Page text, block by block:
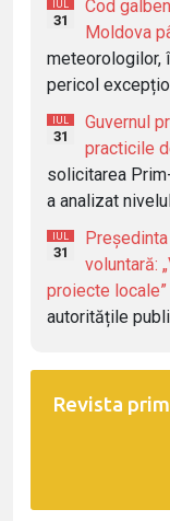
IUL
31
Cod
Moldova
meteorologilor,
pericol
IUL
31
Guvernul
practicile
solicitarea
a analizat
IUL
31
voluntară:
proiecte locale”
autoritățile
Revista